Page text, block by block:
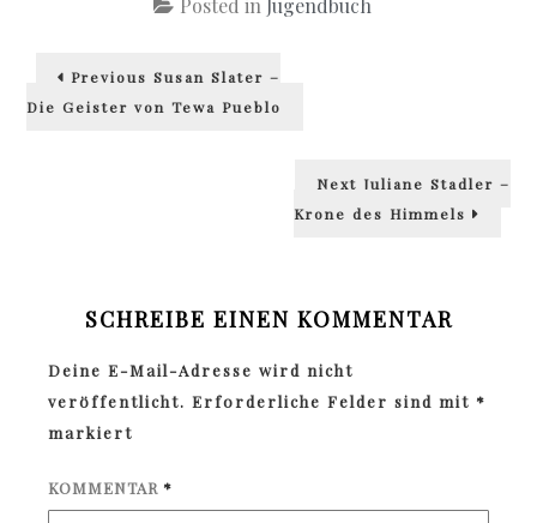
Posted in Jugendbuch
Beitragsnavigation
Previous Previous
Susan Slater –
Die Geister von Tewa Pueblo
Next Next
Juliane Stadler –
Krone des Himmels
SCHREIBE EINEN KOMMENTAR
Deine E-Mail-Adresse wird nicht
veröffentlicht. Erforderliche Felder sind mit *
markiert
KOMMENTAR *